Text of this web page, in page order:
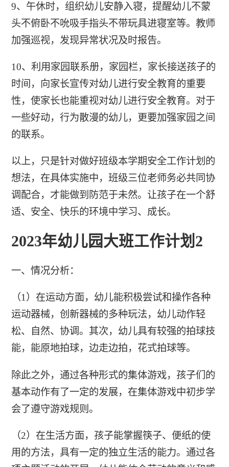
9、午休时，组织幼儿安静入寝，提醒幼儿不蒙
头不俯卧不吮吸手指头不带玩具进寝室等。教师
加强巡视，发现异常状况及时报告。
10、利用家园联系册，家园栏，家长接送孩子的
时间，向家长宣传对幼儿进行安全教育的重要
性，使家长也能重视对幼儿进行安全教育。对于
一些好动，行为散漫的幼儿，更要加强家园之间
的联系。
以上，只是针对做好班级本学期安全工作计划的
想法，在具体实施中，班级三位老师务必共同协
调配合，才能做到防范于未然。让孩子在一个舒
适、安全、快乐的环境中学习、成长。
2023年幼儿园大班工作计划2
一、情况分析：
（1）在运动方面，幼儿能积极尝试和操作各种
运动器械，创新器械的多种玩法，幼儿动作轻
松、自然、协调。其次，幼儿具有较强的拍球技
能，能原地拍球，边走边拍，花式拍球等。
除此之外，通过各种形式的集体游戏，孩子们的
基本动作有了一定的发展，在集体游戏中初步学
会了遵守游戏规则。
（2）在生活方面，孩子能掌握筷子、便纸的使
用的方法，具有一定的独立生活的能力。通过各